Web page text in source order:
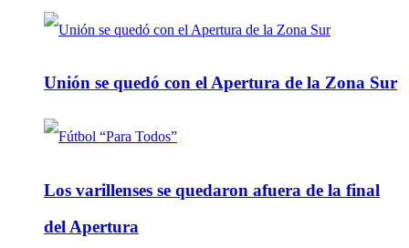
Unión se quedó con el Apertura de la Zona Sur
Los varillenses se quedaron afuera de la final
del Apertura